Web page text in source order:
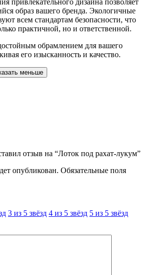
образ вашего бренда. Экологичные
всем стандартам безопасности, что
практичной, но и ответственной.
обрамлением для вашего
его изысканность и качество.
меньше
отзыв на “Лоток под рахат-лукум”
опубликован. Обязательные поля
3 из 5 звёзд 4 из 5 звёзд 5 из 5 звёзд